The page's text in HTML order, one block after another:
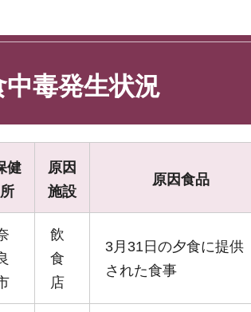
毒発生状況
健
所
原因
施設
原因食品
飲
食
店
3月31日の夕食に提供
された食事